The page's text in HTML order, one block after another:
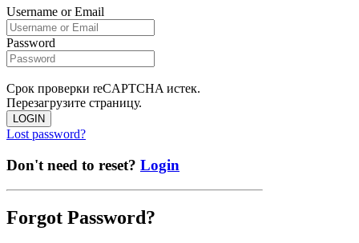
Username or Email
Password
Срок проверки reCAPTCHA истек.
Перезагрузите страницу.
LOGIN
Lost password?
Don't need to reset? Login
Forgot Password?